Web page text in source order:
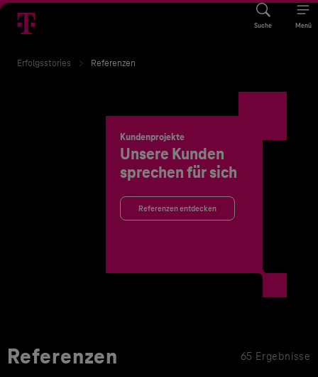
Suche Menü
Erfolgsstories Referenzen
Kundenprojekte
Unsere Kunden
sprechen für sich
Referenzen entdecken
Referenzen 65 Ergebnisse